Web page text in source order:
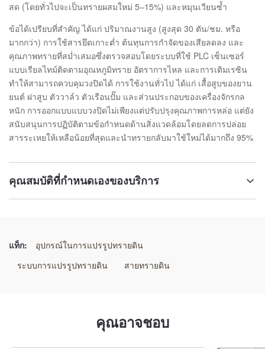
สด (โดยทั่วไปจะเป็นทรายผสมใหม่ 5–15%) และหมุนเวียนซ้ำ
ข้อได้เปรียบที่สำคัญ ได้แก่ ปริมาณงานสูง (สูงสุด 30 ตัน/ชม. หรือ
มากกว่า) การใช้สารยึดเกาะต่ำ ต้นทุนการกำจัดของเสียลดลง และ
คุณภาพทรายที่สม่ำเสมอซึ่งตรวจสอบโดยระบบที่ใช้ PLC เซ็นเซอร์
แบบเรียลไทม์ติดตามอุณหภูมิทราย อัตราการไหล และการเติมเรซิน
ทำให้สามารถควบคุมวงปิดได้ การใช้งานทั่วไป ได้แก่ เสื้อสูบของยาน
ยนต์ ฝาสูบ ตัววาล์ว ตัวเรือนปั๊ม และส่วนประกอบของเครื่องจักรกล
หนัก การออกแบบแบบวงปิดไม่เพียงแต่ปรับปรุงคุณภาพการหล่อ แต่ยัง
สนับสนุนการปฏิบัติตามข้อกำหนดด้านสิ่งแวดล้อมโดยลดการปล่อย
สารระเหยให้เหลือน้อยที่สุดและนำทรายกลับมาใช้ใหม่ได้มากถึง 95%
คุณสมบัติที่กำหนดเองของบริการ
ระบบการฟื้นฟูความร้อนจากทรายเคลือบ
แท็ก:
อุปกรณ์ในการแปรรูปทรายดิน
ระบบการแปรรูปทรายดิน
สายทรายดิน
คุณอาจชอบ